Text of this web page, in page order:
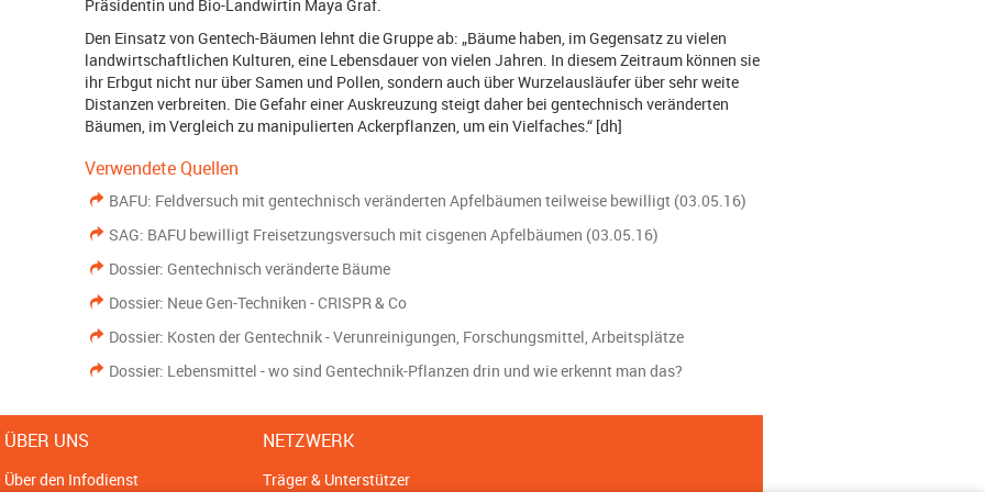
Präsidentin und Bio-Landwirtin Maya Graf.
Den Einsatz von Gentech-Bäumen lehnt die Gruppe ab: „Bäume haben, im Gegensatz zu vielen
landwirtschaftlichen Kulturen, eine Lebensdauer von vielen Jahren. In diesem Zeitraum können sie
ihr Erbgut nicht nur über Samen und Pollen, sondern auch über Wurzelausläufer über sehr weite
Distanzen verbreiten. Die Gefahr einer Auskreuzung steigt daher bei gentechnisch veränderten
Bäumen, im Vergleich zu manipulierten Ackerpflanzen, um ein Vielfaches.“ [dh]
Verwendete Quellen
BAFU: Feldversuch mit gentechnisch veränderten Apfelbäumen teilweise bewilligt (03.05.16)
SAG: BAFU bewilligt Freisetzungsversuch mit cisgenen Apfelbäumen (03.05.16)
Dossier: Gentechnisch veränderte Bäume
Dossier: Neue Gen-Techniken - CRISPR & Co
Dossier: Kosten der Gentechnik - Verunreinigungen, Forschungsmittel, Arbeitsplätze
Dossier: Lebensmittel - wo sind Gentechnik-Pflanzen drin und wie erkennt man das?
ÜBER UNS
Über den Infodienst
NETZWERK
Träger & Unterstützer